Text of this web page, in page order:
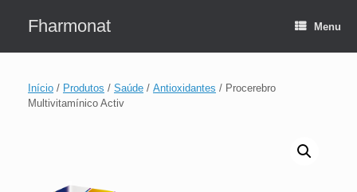
Fharmonat Menu
Início / Produtos / Saúde / Antioxidantes / Procerebro
Multivitamínico Activ